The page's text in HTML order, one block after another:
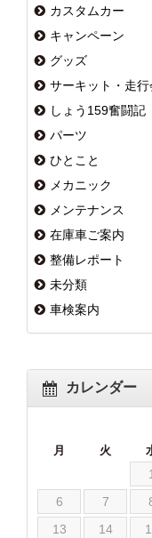
カスタムカー
キャンペーン
グッズ
サーキット・走行
しょう159奮闘記
パーツ
ひとこと
メカニック
メンテナンス
在庫車ご案内
整備レポート
未分類
車検案内
カレンダー
月 火
1
6
7
13
14